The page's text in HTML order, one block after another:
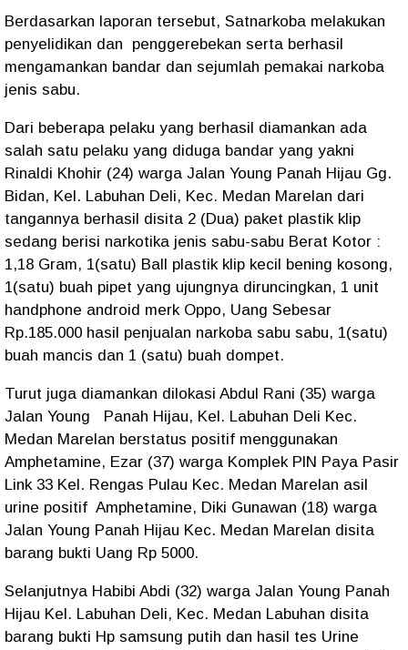
Berdasarkan laporan tersebut, Satnarkoba melakukan
penyelidikan dan penggerebekan serta berhasil
mengamankan bandar dan sejumlah pemakai narkoba
jenis sabu.
Dari beberapa pelaku yang berhasil diamankan ada
salah satu pelaku yang diduga bandar yang yakni
Rinaldi Khohir (24) warga Jalan Young Panah Hijau Gg.
Bidan, Kel. Labuhan Deli, Kec. Medan Marelan dari
tangannya berhasil disita 2 (Dua) paket plastik klip
sedang berisi narkotika jenis sabu-sabu Berat Kotor :
1,18 Gram, 1(satu) Ball plastik klip kecil bening kosong,
1(satu) buah pipet yang ujungnya diruncingkan, 1 unit
handphone android merk Oppo, Uang Sebesar
Rp.185.000 hasil penjualan narkoba sabu sabu, 1(satu)
buah mancis dan 1 (satu) buah dompet.
Turut juga diamankan dilokasi Abdul Rani (35) warga
Jalan Young Panah Hijau, Kel. Labuhan Deli Kec.
Medan Marelan berstatus positif menggunakan
Amphetamine, Ezar (37) warga Komplek PlN Paya Pasir
Link 33 Kel. Rengas Pulau Kec. Medan Marelan asil
urine positif Amphetamine, Diki Gunawan (18) warga
Jalan Young Panah Hijau Kec. Medan Marelan disita
barang bukti Uang Rp 5000.
Selanjutnya Habibi Abdi (32) warga Jalan Young Panah
Hijau Kel. Labuhan Deli, Kec. Medan Labuhan disita
barang bukti Hp samsung putih dan hasil tes Urine